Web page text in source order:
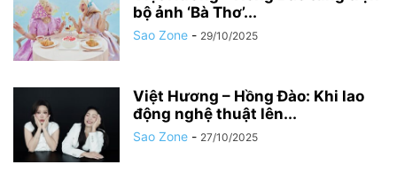
bộ ảnh ‘Bà Thơ’...
Sao Zone - 29/10/2025
Việt Hương – Hồng Đào: Khi lao
động nghệ thuật lên...
Sao Zone - 27/10/2025